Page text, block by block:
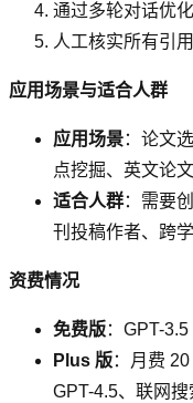
通过多轮对话优
人工核实所有引
应用场景与适合人群
应用场景：论文
点挖掘、英文论
适合人群：需要
刊投稿作者、跨
资费情况
免费版：GPT-
Plus 版：月费
GPT-4.5、联网